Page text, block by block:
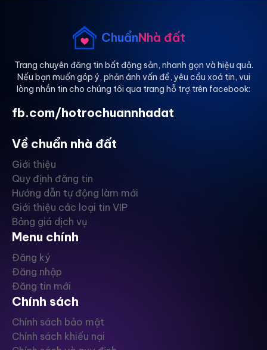
ChuẩnNhà đất
Trang chuyên đăng tin bất động sản, nhanh gọn và hiệu quả.
Nếu bạn muốn góp ý, phản ánh vấn đề, yêu cầu xoá tin, vui
lòng nhắn tin cho chúng tôi qua trang hỗ trợ trên facebook:
fb.com/hotrochuannhadat
Về chuẩn nhà đất
Giới thiệu
Quy định đăng tin
Hướng dẫn tự động làm mới
Giới thiệu các loại tin VIP
Bảng giá dịch vụ
Menu chính
Đăng ký
Đăng nhập
Đăng tin mới
Chính sách
Chính sách bảo mật
Chính sách khiếu nại